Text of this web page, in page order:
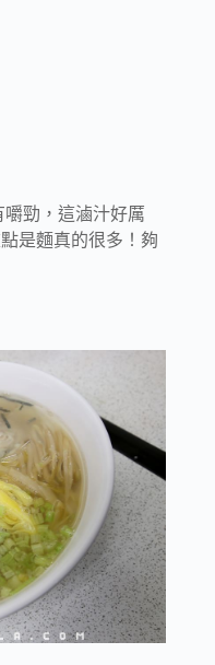
勁，這滷汁好厲
是麵真的很多！夠